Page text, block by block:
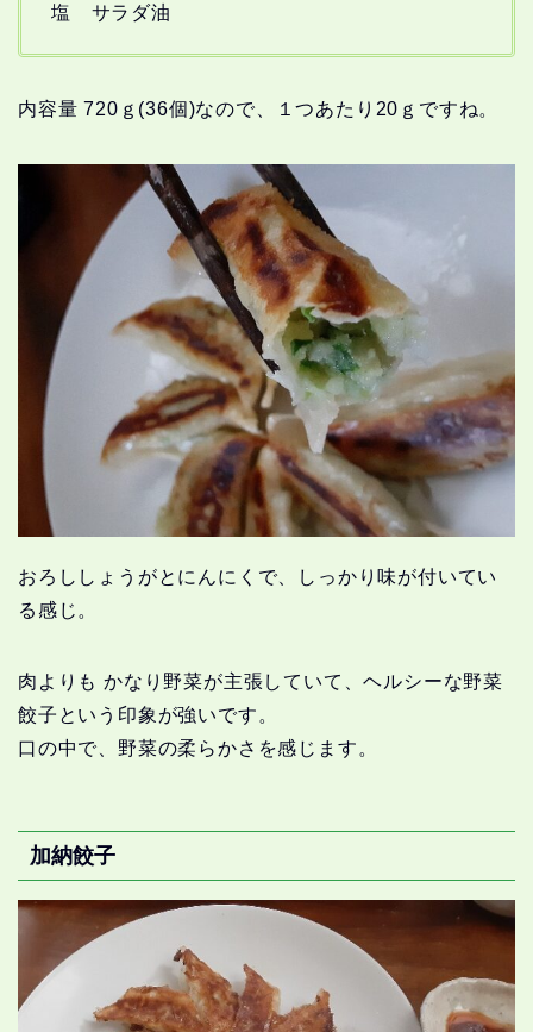
塩 サラダ油
内容量 720ｇ(36個)なので、１つあたり20ｇですね。
おろししょうがとにんにくで、しっかり味が付いてい
る感じ。
肉よりも かなり野菜が主張していて、ヘルシーな野菜
餃子という印象が強いです。
口の中で、野菜の柔らかさを感じます。
加納餃子